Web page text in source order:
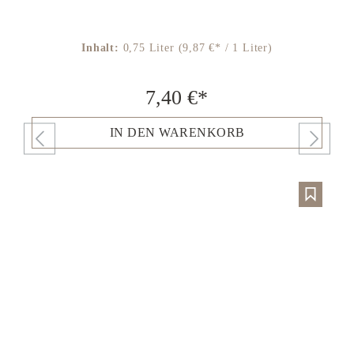
Inhalt: 0,75 Liter (9,87 €* / 1 Liter)
7,40 €*
IN DEN WARENKORB